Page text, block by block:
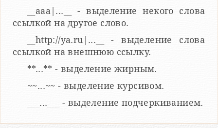
__aaa|...__ - выделение некого слова
ссылкой на другое слово.
__http://ya.ru|...__ - выделение слова
ссылкой на внешнюю ссылку.
**...** - выделение жирным.
~~...~~ - выделение курсивом.
___...___ - выделение подчеркиванием.